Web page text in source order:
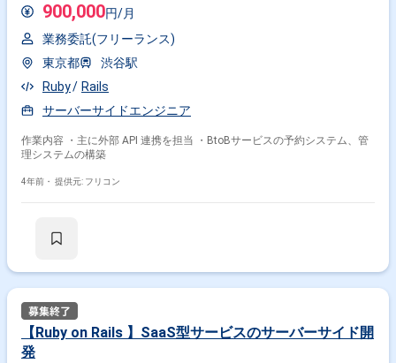
900,000円/月
業務委託(フリーランス)
東京都
渋谷駅
Ruby
Rails
サーバーサイドエンジニア
作業内容 ・主に外部 API 連携を担当 ・BtoBサービスの予約システム、管
理システムの構築
4年前・ 提供元: フリコン
【Ruby on Rails 】SaaS型サービスのサーバーサイド開
発